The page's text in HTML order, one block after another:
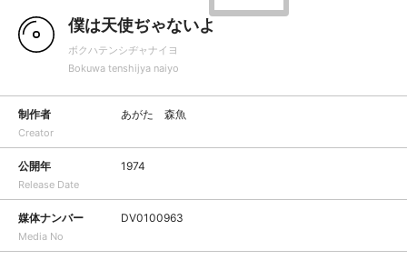
僕は天使ぢゃないよ
ボクハテンシヂャナイヨ
Bokuwa tenshijya naiyo
制作者
Creator
あがた 森魚
公開年
Release Date
1974
媒体ナンバー
Media No
DV0100963